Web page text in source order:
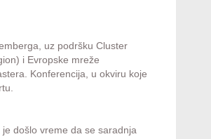
uz podršku Cluster
i Evropske mreže
Konferencija, u okviru koje
došlo vreme da se saradnja